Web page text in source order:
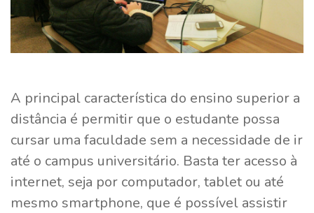
A principal característica do ensino superior a
distância é permitir que o estudante possa
cursar uma faculdade sem a necessidade de ir
até o campus universitário. Basta ter acesso à
internet, seja por computador, tablet ou até
mesmo smartphone, que é possível assistir